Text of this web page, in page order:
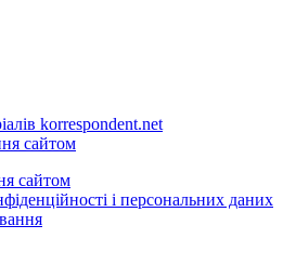
korrespondent.net
сайтом
сайтом
і персональних даних